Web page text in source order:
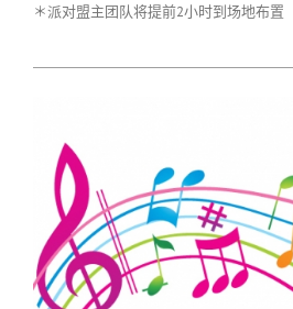
＊派对盟主团队将提前2小时到场地布置